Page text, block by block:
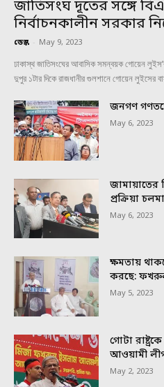
জাতিসংঘ দূতের সঙ্গে
নির্বাচনকালীন সরকার
ডেস্ক - May 9, 2023
ঢাকাস্থ জাতিসংঘের আবাসিক সমন্বয়ক গোয়েন
দুপুর ১টার দিকে রাজধানীর গুলশানে গোয়েন লুইসের
জনগণ
May 6, 2023
প্রক্রিয়া
May 6, 2023
ক্ষমতায়
করছে:
May 5, 2023
গোটা
আওয়ামী
May 2, 2023